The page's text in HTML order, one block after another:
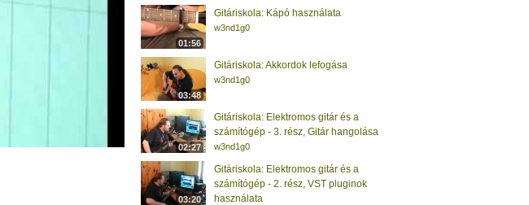
01:56
Gitáriskola: Kápó használata
w3nd1g0
03:48
Gitáriskola: Akkordok lefogása
w3nd1g0
02:27
Gitáriskola: Elektromos gitár és a
számítógép - 3. rész, Gitár hangolása
w3nd1g0
03:20
Gitáriskola: Elektromos gitár és a
számítógép - 2. rész, VST pluginok
használata